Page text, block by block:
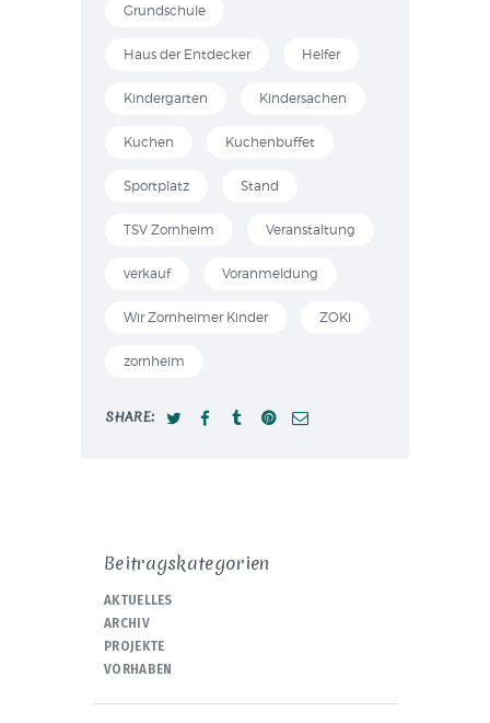
Grundschule
Haus der Entdecker Helfer
Kindergarten Kindersachen
Kuchen Kuchenbuffet
Sportplatz Stand
TSV Zornheim Veranstaltung
verkauf Voranmeldung
Wir Zornheimer Kinder ZOKi
zornheim
SHARE:
Beitragskategorien
AKTUELLES
ARCHIV
PROJEKTE
VORHABEN